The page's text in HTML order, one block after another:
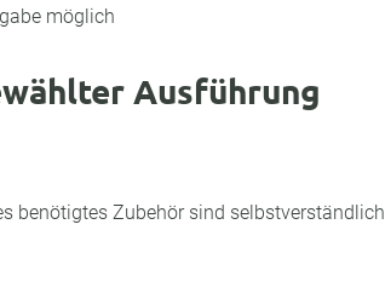
möglich
Ausführung
benötigtes Zubehör sind selbstverständlich